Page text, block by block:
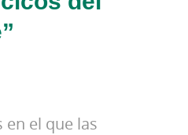
en el que las